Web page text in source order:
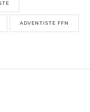
ADVENTISTE FFN